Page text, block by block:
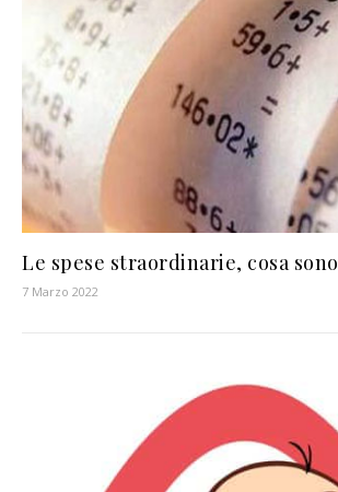
Le spese straordinarie, cosa sono
7 Marzo 2022